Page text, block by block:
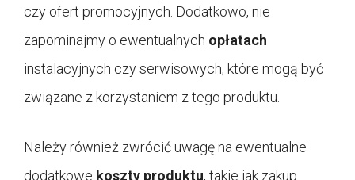
czy ofert promocyjnych. Dodatkowo, nie
zapominajmy o ewentualnych opłatach
instalacyjnych czy serwisowych, które mogą być
związane z korzystaniem z tego produktu.
Należy również zwrócić uwagę na ewentualne
dodatkowe koszty produktu, takie jak zakup